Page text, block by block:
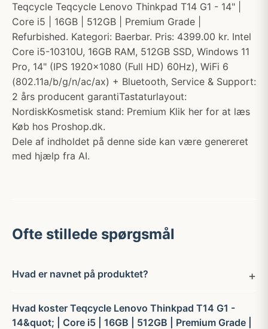
Teqcycle Teqcycle Lenovo Thinkpad T14 G1 - 14" |
Core i5 | 16GB | 512GB | Premium Grade |
Refurbished. Kategori: Baerbar. Pris: 4399.00 kr. Intel
Core i5-10310U, 16GB RAM, 512GB SSD, Windows 11
Pro, 14" (IPS 1920x1080 (Full HD) 60Hz), WiFi 6
(802.11a/b/g/n/ac/ax) + Bluetooth, Service & Support:
2 års producent garantiTastaturlayout:
NordiskKosmetisk stand: Premium Klik her for at læs
Køb hos Proshop.dk.
Dele af indholdet på denne side kan være genereret
med hjælp fra AI.
Ofte stillede spørgsmål
Hvad er navnet på produktet?
Hvad koster Teqcycle Lenovo Thinkpad T14 G1 -
14&quot; | Core i5 | 16GB | 512GB | Premium Grade |